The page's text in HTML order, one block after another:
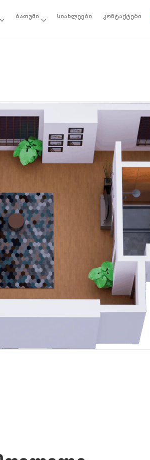
ბათუმი სიახლეები კონტაქტები